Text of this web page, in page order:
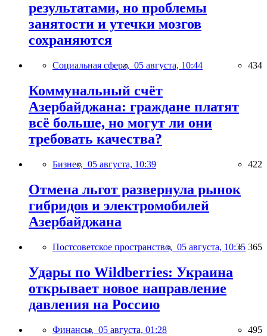
результатами, но проблемы
занятости и утечки мозгов
сохраняются
Социальная сфера, 05 августа, 10:44 434
Коммунальный счёт
Азербайджана: граждане платят
всё больше, но могут ли они
требовать качества?
Бизнес, 05 августа, 10:39 422
Отмена льгот развернула рынок
гибридов и электромобилей
Азербайджана
Постсоветское пространство, 05 августа, 10:35 365
Удары по Wildberries: Украина
открывает новое направление
давления на Россию
Финансы, 05 августа, 01:28 495